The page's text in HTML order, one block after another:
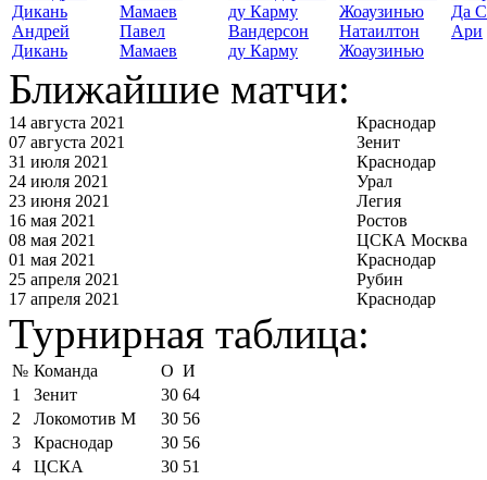
Андрей
Дикань
Павел
Мамаев
Вандерсон
ду Карму
Натаилтон
Жоаузинью
Да
Ари
Ближайшие матчи:
14 августа 2021
Краснодар
07 августа 2021
Зенит
31 июля 2021
Краснодар
24 июля 2021
Урал
23 июня 2021
Легия
16 мая 2021
Ростов
08 мая 2021
ЦСКА Москва
01 мая 2021
Краснодар
25 апреля 2021
Рубин
17 апреля 2021
Краснодар
Турнирная таблица:
№ Команда О И
1
Зенит 30 64
2
Локомотив М 30 56
3
Краснодар 30 56
4
ЦСКА 30 51